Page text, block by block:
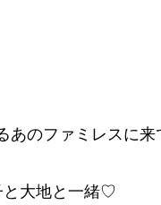
のファミレスに来
と大地と一緒♡